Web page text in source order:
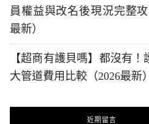
員權益與改名後現況完整
最新）
【超商有護貝嗎】都沒有！
大管道費用比較（2026最新）
近期留言